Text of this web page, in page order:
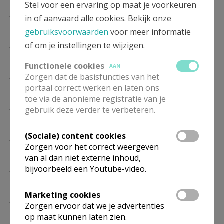
Eucharistie
10.30 Eucharistie
10.30 Eucharistie
07/02
10.30 Eucharistie
14/02
10.30 Eucharistie
10.30 Eucharistie
28/02
10.30 Eucharistie
Stel voor een ervaring op maat je voorkeuren
in of aanvaard alle cookies. Bekijk onze
gebruiksvoorwaarden voor meer informatie
of om je instellingen te wijzigen.
Functionele cookies
AAN
Zorgen dat de basisfuncties van het
portaal correct werken en laten ons
toe via de anonieme registratie van je
gebruik deze verder te verbeteren.
(Sociale) content cookies
Zorgen voor het correct weergeven
van al dan niet externe inhoud,
bijvoorbeeld een Youtube-video.
Marketing cookies
Zorgen ervoor dat we je advertenties
op maat kunnen laten zien.